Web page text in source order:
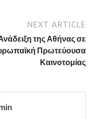
NEXT ARTICLE
της Αθήνας σε
Πρωτεύουσα
Καινοτομίας